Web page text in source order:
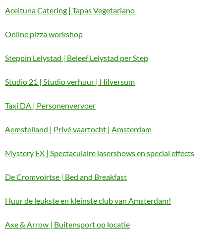
Aceituna Catering | Tapas Vegetariano
Online pizza workshop
Steppin Lelystad | Beleef Lelystad per Step
Studio 21 | Studio verhuur | Hilversum
Taxi DA | Personenvervoer
Aemstelland | Privé vaartocht | Amsterdam
Mystery FX | Spectaculaire lasershows en special effects
De Cromvoirtse | Bed and Breakfast
Huur de leukste en kleinste club van Amsterdam!
Axe & Arrow | Buitensport op locatie